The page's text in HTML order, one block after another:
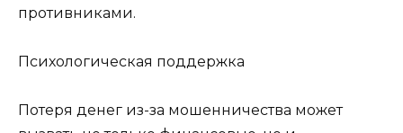
противниками.
Психологическая поддержка
Потеря денег из-за мошенничества может